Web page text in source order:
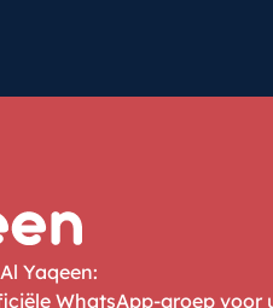
Yaqeen:
WhatsApp-groep voor